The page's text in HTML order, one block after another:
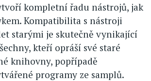
kompletní řadu nástrojů, jak
Kompatibilita s nástroji
starými je skutečně vynikající
kteří opráší své staré
knihovny, popřípadě
programy ze samplů.